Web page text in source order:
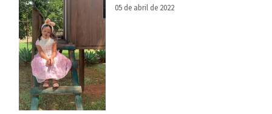
05 de abril de 2022